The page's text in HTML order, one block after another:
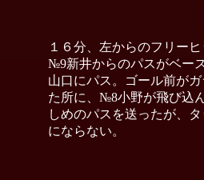
１６分、左からのフリーヒ
№9新井からのパスがベー
山口にパス。ゴール前が
た所に、№8小野が飛び込
しめのパスを送ったが、
にならない。